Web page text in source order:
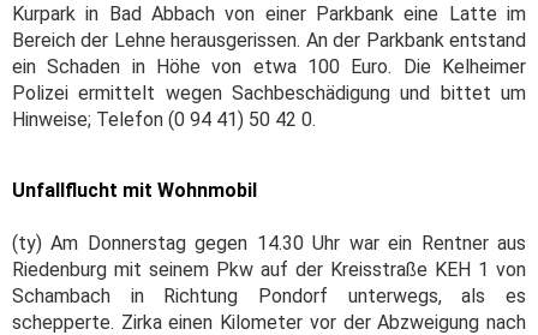
Kurpark in Bad Abbach von einer Parkbank eine Latte im
Bereich der Lehne herausgerissen. An der Parkbank entstand
ein Schaden in Höhe von etwa 100 Euro. Die Kelheimer
Polizei ermittelt wegen Sachbeschädigung und bittet um
Hinweise; Telefon (0 94 41) 50 42 0.
Unfallflucht mit Wohnmobil
(ty) Am Donnerstag gegen 14.30 Uhr war ein Rentner aus
Riedenburg mit seinem Pkw auf der Kreisstraße KEH 1 von
Schambach in Richtung Pondorf unterwegs, als es
schepperte. Zirka einen Kilometer vor der Abzweigung nach